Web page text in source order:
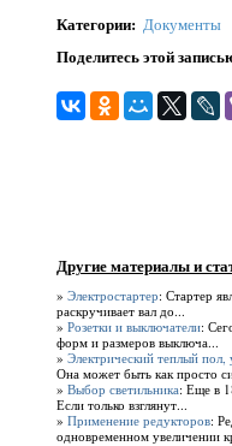
Категории: Документы
Поделитесь этой
Другие материалы и
» Электростартер: Стартер
раскручивает вал до...
» Розетки и выключатели:
форм и размеров выключа...
» Электрический теплый пол,
Она может быть как просто
» Выбор светильника: Еще в
Если только взглянут...
» Применение редукторов:
одновременном увеличении